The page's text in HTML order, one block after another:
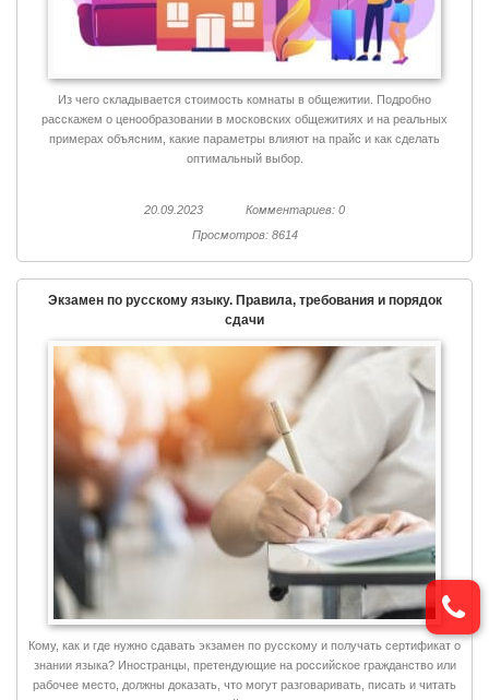
Из чего складывается стоимость комнаты в общежитии. Подробно
расскажем о ценообразовании в московских общежитиях и на реальных
примерах объясним, какие параметры влияют на прайс и как сделать
оптимальный выбор.
20.09.2023
Комментариев: 0
Просмотров: 8614
Экзамен по русскому языку. Правила, требования и порядок
сдачи
Кому, как и где нужно сдавать экзамен по русскому и получать сертификат о
знании языка? Иностранцы, претендующие на российское гражданство или
рабочее место, должны доказать, что могут разговаривать, писать и читать